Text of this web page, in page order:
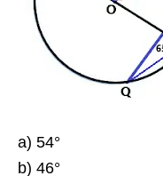
a) 54°
b) 46°